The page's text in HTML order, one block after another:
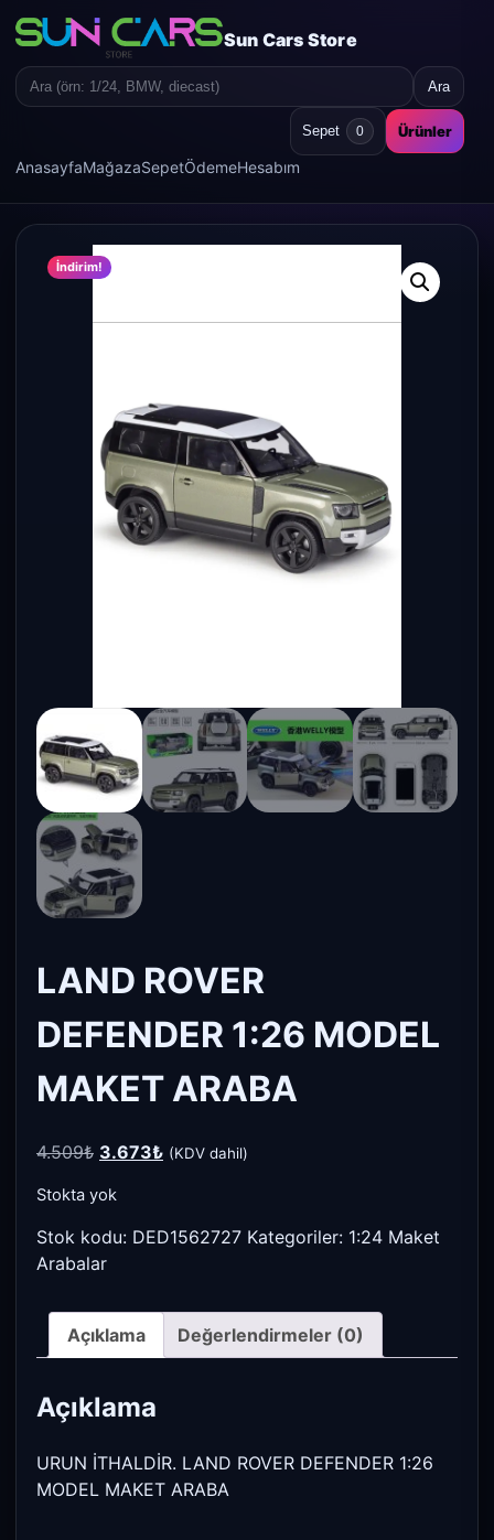
Sun Cars Store
AnasayfaMağazaSepetÖdemeHesabım
Search
Ara
Sepet 0 Ürünler
İndirim!
LAND ROVER
DEFENDER 1:26 MODEL
MAKET ARABA
4.509₺ Orijinal
4.509₺.
3.673₺Şu
3.673₺.
(KDV dahil)
Stokta yok
Stok kodu: DED1562727 Kategoriler: 1:24 Maket
Arabalar
Açıklama Değerlendirmeler (0)
Açıklama
URUN İTHALDİR. LAND ROVER DEFENDER 1:26
MODEL MAKET ARABA